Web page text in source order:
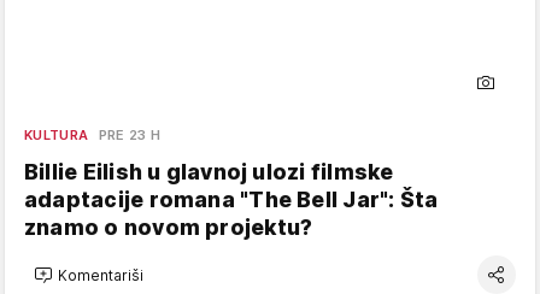
KULTURA PRE 23 H
Billie Eilish u glavnoj ulozi filmske
adaptacije romana "The Bell Jar": Šta
znamo o novom projektu?
Komentariši